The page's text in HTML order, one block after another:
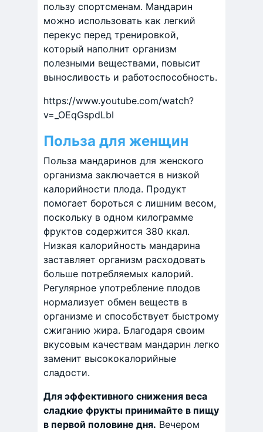
пользу спортсменам. Мандарин
можно использовать как легкий
перекус перед тренировкой,
который наполнит организм
полезными веществами, повысит
выносливость и работоспособность.
https://www.youtube.com/watch?
v=_OEqGspdLbI
Польза для женщин
Польза мандаринов для женского
организма заключается в низкой
калорийности плода. Продукт
помогает бороться с лишним весом,
поскольку в одном килограмме
фруктов содержится 380 ккал.
Низкая калорийность мандарина
заставляет организм расходовать
больше потребляемых калорий.
Регулярное употребление плодов
нормализует обмен веществ в
организме и способствует быстрому
сжиганию жира. Благодаря своим
вкусовым качествам мандарин легко
заменит высококалорийные
сладости.
Для эффективного снижения веса
сладкие фрукты принимайте в пищу
в первой половине дня. Вечером